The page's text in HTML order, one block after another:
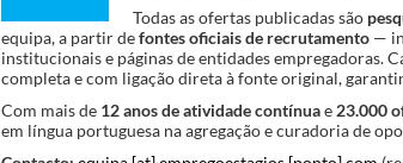
Todas as ofertas publicadas são
equipa, a partir defontes oficiais de recrutamento—
institucionais e páginas de entidades empregadoras.
completa e com ligação direta à fonte original,
Com mais de 12 anos de atividade contínuae 23.000
em língua portuguesa na agregação e curadoria de